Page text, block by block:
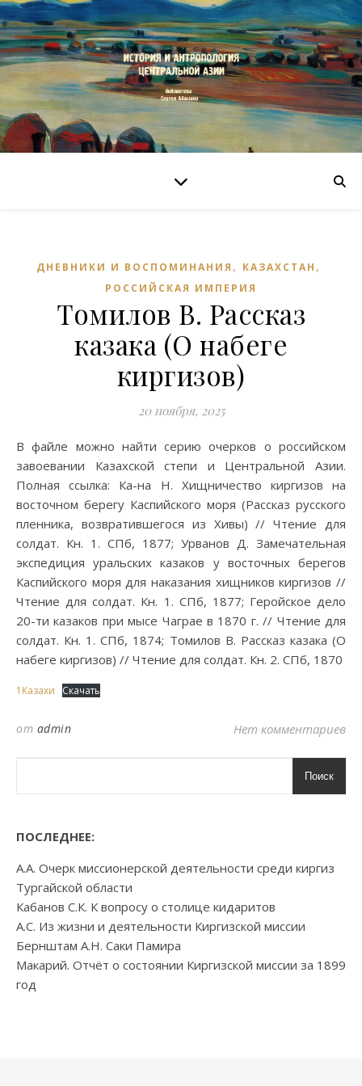
ДНЕВНИКИ И ВОСПОМИНАНИЯ , КАЗАХСТАН ,
РОССИЙСКАЯ ИМПЕРИЯ
Томилов В. Рассказ
казака (О набеге
киргизов)
20 ноября, 2025
В файле можно найти серию очерков о российском
завоевании Казахской степи и Центральной Азии.
Полная ссылка: Ка-на Н. Хищничество киргизов на
восточном берегу Каспийского моря (Рассказ русского
пленника, возвратившегося из Хивы) // Чтение для
солдат. Кн. 1. СПб, 1877; Урванов Д. Замечательная
экспедиция уральских казаков у восточных берегов
Каспийского моря для наказания хищников киргизов //
Чтение для солдат. Кн. 1. СПб, 1877; Геройское дело
20-ти казаков при мысе Чаграе в 1870 г. // Чтение для
солдат. Кн. 1. СПб, 1874; Томилов В. Рассказ казака (О
набеге киргизов) // Чтение для солдат. Кн. 2. СПб, 1870
1Казахи Скачать
от admin Нет комментариев
Поиск
ПОСЛЕДНЕЕ:
А.А. Очерк миссионерской деятельности среди киргиз
Тургайской области
Кабанов С.К. К вопросу о столице кидаритов
А.С. Из жизни и деятельности Киргизской миссии
Бернштам А.Н. Саки Памира
Макарий. Отчёт о состоянии Киргизской миссии за 1899
год